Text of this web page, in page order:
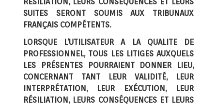
SUITES SERONT SOUMIS AUX TRIBUNAUX
FRANÇAIS COMPÉTENTS.
LORSQUE L’UTILISATEUR A LA QUALITE DE
PROFESSIONNEL, TOUS LES LITIGES AUXQUELS
LES PRÉSENTES POURRAIENT DONNER LIEU,
CONCERNANT TANT LEUR VALIDITÉ, LEUR
INTERPRÉTATION, LEUR EXÉCUTION, LEUR
RÉSILIATION, LEURS CONSÉQUENCES ET LEURS